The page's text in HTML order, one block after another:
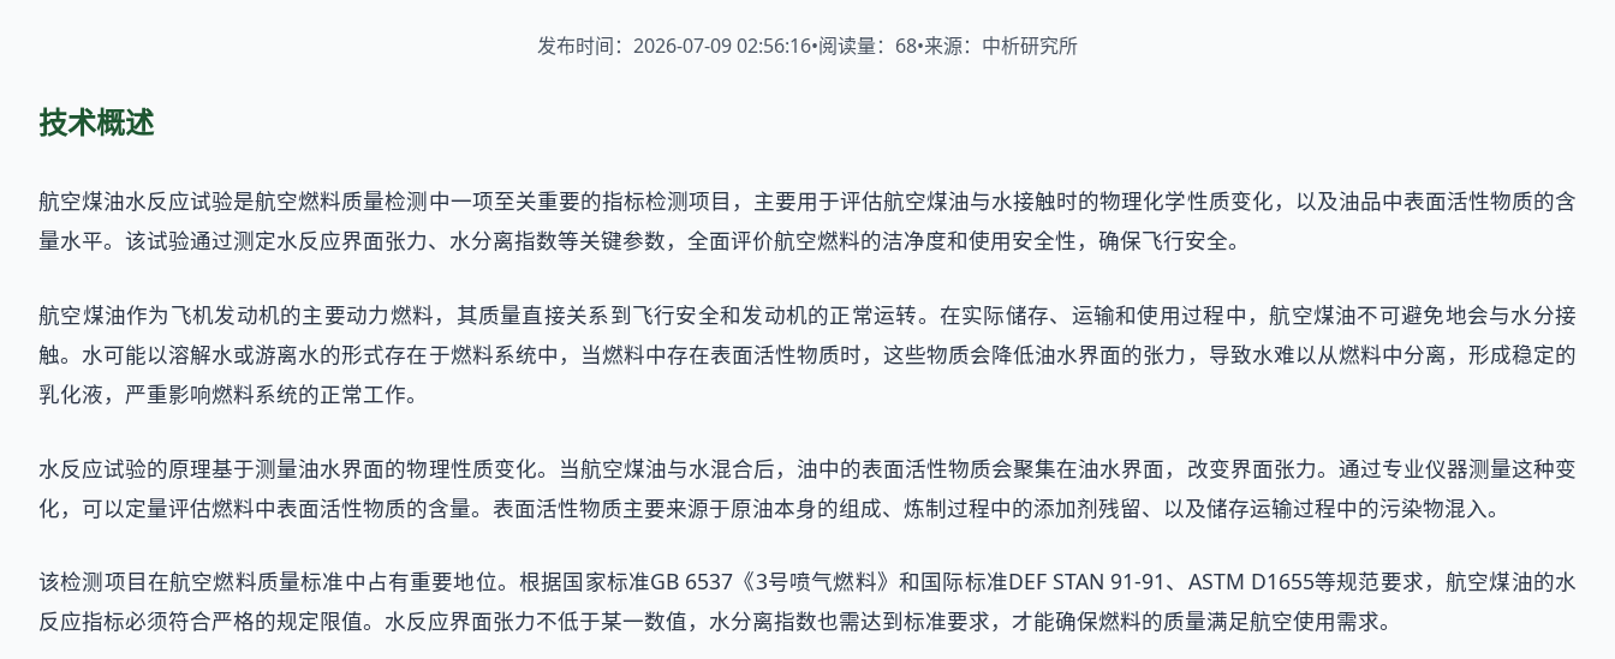
发布时间：2026-07-09 02:56:16•阅读量： 68•来源：中析研究所
技术概述
航空煤油水反应试验是航空燃料质量检测中一项至关重要的指标检测项目，主要用于评估航空煤油与水接触时的物理化学性质变化，以及油品中表面活性物质的含
量水平。该试验通过测定水反应界面张力、水分离指数等关键参数，全面评价航空燃料的洁净度和使用安全性，确保飞行安全。
航空煤油作为飞机发动机的主要动力燃料，其质量直接关系到飞行安全和发动机的正常运转。在实际储存、运输和使用过程中，航空煤油不可避免地会与水分接
触。水可能以溶解水或游离水的形式存在于燃料系统中，当燃料中存在表面活性物质时，这些物质会降低油水界面的张力，导致水难以从燃料中分离，形成稳定的
乳化液，严重影响燃料系统的正常工作。
水反应试验的原理基于测量油水界面的物理性质变化。当航空煤油与水混合后，油中的表面活性物质会聚集在油水界面，改变界面张力。通过专业仪器测量这种变
化，可以定量评估燃料中表面活性物质的含量。表面活性物质主要来源于原油本身的组成、炼制过程中的添加剂残留、以及储存运输过程中的污染物混入。
该检测项目在航空燃料质量标准中占有重要地位。根据国家标准GB 6537《3号喷气燃料》和国际标准DEF STAN 91-91、ASTM D1655等规范要求，航空煤油的水
反应指标必须符合严格的规定限值。水反应界面张力不低于某一数值，水分离指数也需达到标准要求，才能确保燃料的质量满足航空使用需求。